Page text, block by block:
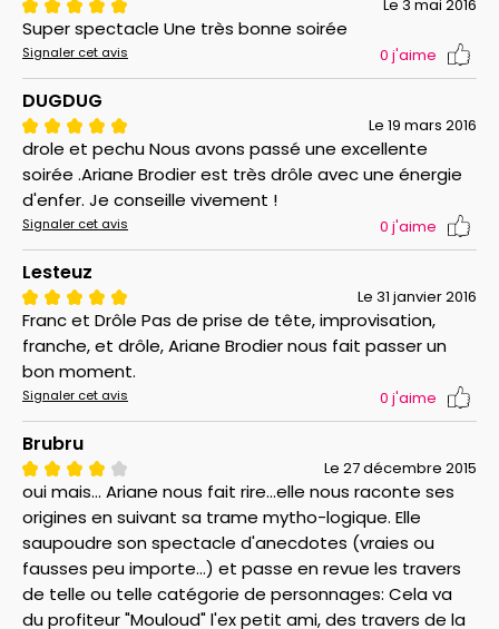
Le 3 mai 2016
Super spectacle Une très bonne soirée
Signaler cet avis 0 j'aime
DUGDUG
Le 19 mars 2016
drole et pechu Nous avons passé une excellente
soirée .Ariane Brodier est très drôle avec une énergie
d'enfer. Je conseille vivement !
Signaler cet avis 0 j'aime
Lesteuz
Le 31 janvier 2016
Franc et Drôle Pas de prise de tête, improvisation,
franche, et drôle, Ariane Brodier nous fait passer un
bon moment.
Signaler cet avis 0 j'aime
Brubru
Le 27 décembre 2015
oui mais... Ariane nous fait rire...elle nous raconte ses
origines en suivant sa trame mytho-logique. Elle
saupoudre son spectacle d'anecdotes (vraies ou
fausses peu importe...) et passe en revue les travers
de telle ou telle catégorie de personnages: Cela va
du profiteur "Mouloud" l'ex petit ami, des travers de la